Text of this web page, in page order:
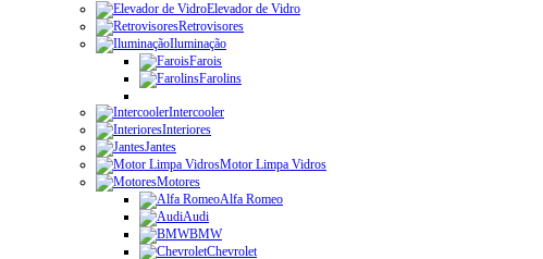
Elevador de Vidro
Retrovisores
Iluminação
Farois
Farolins
Intercooler
Interiores
Jantes
Motor Limpa Vidros
Motores
Alfa Romeo
Audi
BMW
Chevrolet